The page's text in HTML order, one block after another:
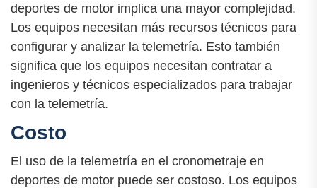
deportes de motor implica una mayor complejidad.
Los equipos necesitan más recursos técnicos para
configurar y analizar la telemetría. Esto también
significa que los equipos necesitan contratar a
ingenieros y técnicos especializados para trabajar
con la telemetría.
Costo
El uso de la telemetría en el cronometraje en
deportes de motor puede ser costoso. Los equipos